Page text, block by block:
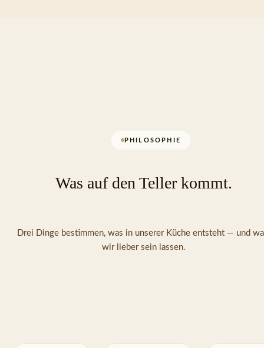
PHILOSOPHIE
Was auf den Teller kommt.
Drei Dinge bestimmen, was in unserer Küche entsteht — und
wir lieber sein lassen.